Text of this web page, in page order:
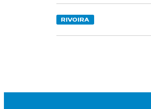
RIVOIRA